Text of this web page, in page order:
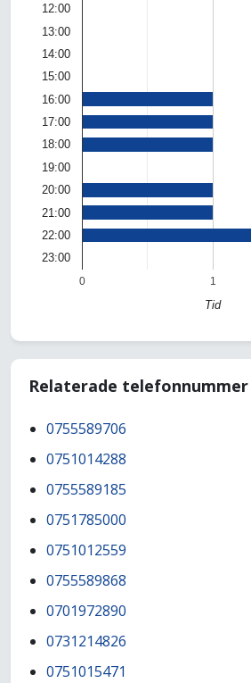
0 1
12:00
13:00
14:00
15:00
16:00
17:00
18:00
19:00
20:00
21:00
22:00
23:00
Tid
Relaterade telefonnummer
0755589706
0751014288
0755589185
0751785000
0751012559
0755589868
0701972890
0731214826
0751015471